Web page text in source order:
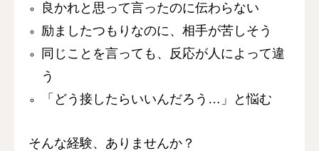
良かれと思って言ったのに伝わらない
励ましたつもりなのに、相手が苦しそう
同じことを言っても、反応が人によって違
う
「どう接したらいいんだろう…」と悩む
そんな経験、 ありませんか？